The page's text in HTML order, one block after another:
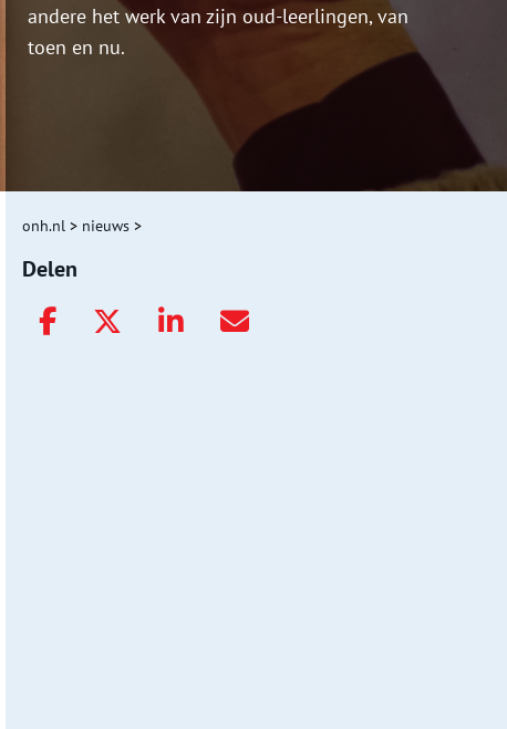
andere het werk van zijn oud-leerlingen, van
toen en nu.
onh.nl > nieuws >
Delen